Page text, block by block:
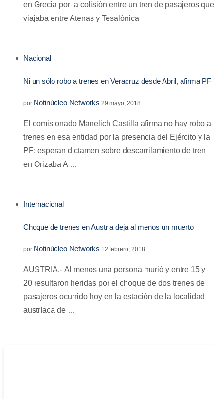
en Grecia por la colisión entre un tren de pasajeros que
viajaba entre Atenas y Tesalónica
Nacional
Ni un sólo robo a trenes en Veracruz desde Abril, afirma PF
por Notinúcleo Networks 29 mayo, 2018
El comisionado Manelich Castilla afirma no hay robo a
trenes en esa entidad por la presencia del Ejército y la
PF; esperan dictamen sobre descarrilamiento de tren
en Orizaba A …
Internacional
Choque de trenes en Austria deja al menos un muerto
por Notinúcleo Networks 12 febrero, 2018
AUSTRIA.- Al menos una persona murió y entre 15 y
20 resultaron heridas por el choque de dos trenes de
pasajeros ocurrido hoy en la estación de la localidad
austríaca de …